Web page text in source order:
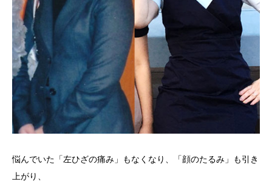
悩んでいた「左ひざの痛み」もなくなり、「顔のたるみ」も引き
上がり、